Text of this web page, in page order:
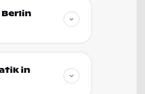
in